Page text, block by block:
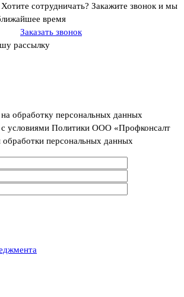
сотрудничать? Закажите звонок и мы
время
Заказать звонок
рассылку
обработку персональных данных
с условиями Политики ООО «Профконсалт
персональных данных